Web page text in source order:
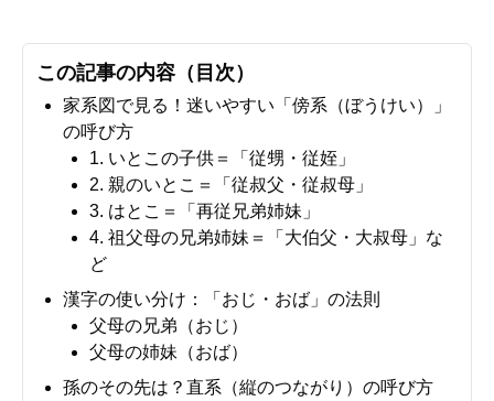
この記事の内容（目次）
家系図で見る！迷いやすい「傍系（ぼうけい）」
の呼び方
1. いとこの子供＝「従甥・従姪」
2. 親のいとこ＝「従叔父・従叔母」
3. はとこ＝「再従兄弟姉妹」
4. 祖父母の兄弟姉妹＝「大伯父・大叔母」な
ど
漢字の使い分け：「おじ・おば」の法則
父母の兄弟（おじ）
父母の姉妹（おば）
孫のその先は？直系（縦のつながり）の呼び方